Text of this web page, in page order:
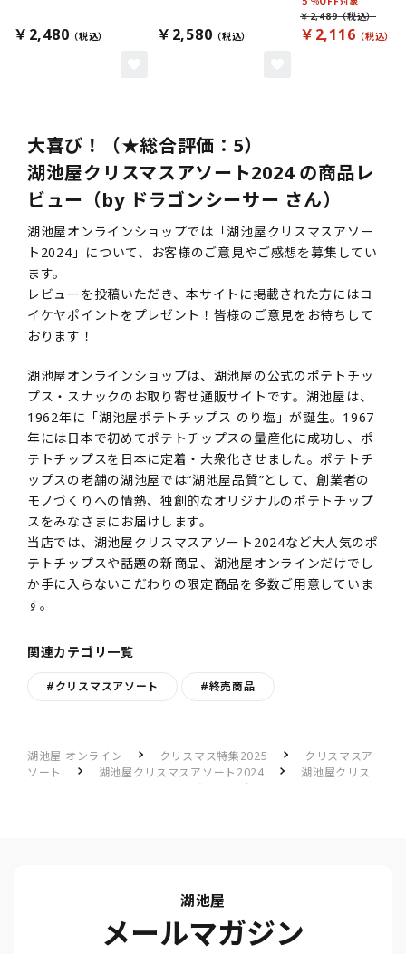
￥2,480 ￥2,580 ￥2,116
￥2,489
大喜び！（★総合評価：5）
湖池屋クリスマスアソート2024 の商品レ
ビュー（by ドラゴンシーサー さん）
湖池屋オンラインショップでは「湖池屋クリスマスアソー
ト2024」について、お客様のご意見やご感想を募集してい
ます。
レビューを投稿いただき、本サイトに掲載された方にはコ
イケヤポイントをプレゼント！皆様のご意見をお待ちして
おります！
湖池屋オンラインショップは、湖池屋の公式のポテトチッ
プス・スナックのお取り寄せ通販サイトです。湖池屋は、
1962年に「湖池屋ポテトチップス のり塩」が誕生。1967
年には日本で初めてポテトチップスの量産化に成功し、ポ
テトチップスを日本に定着・大衆化させました。ポテトチ
ップスの老舗の湖池屋では“湖池屋品質”として、創業者の
モノづくりへの情熱、独創的なオリジナルのポテトチップ
スをみなさまにお届けします。
当店では、湖池屋クリスマスアソート2024など大人気のポ
テトチップスや話題の新商品、湖池屋オンラインだけでし
か手に入らないこだわりの限定商品を多数ご用意していま
す。
関連カテゴリ一覧
#クリスマスアソート #終売商品
湖池屋 オンライン クリスマス特集2025
クリスマスア
ソート
湖池屋クリスマスアソート2024
湖池屋クリス
大喜び！
湖池屋
メールマガジン